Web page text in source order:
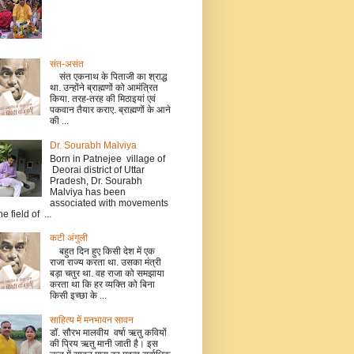
संत-असंत
संत एकनाथ के पिताजी का श्राद्ध
था. उन्होंने ब्राह्मणों को आमंत्रित
किया. तरह-तरह की मिठाइयां एवं
पकवान तैयार कराए. ब्राह्मणों के आने
की ...
Dr. Sourabh Malviya
Born in Patnejee village of
Deorai district of Uttar
Pradesh, Dr. Sourabh
Malviya has been
associated with movements
field of ...
कटी अंगुली
बहुत दिन हुए किसी देश में एक
राजा राज्य करता था. उसका मंत्री
बड़ा चतुर था. वह राजा को समझाया
करता था कि हर व्यक्ति को बिना
किसी इच्छा के ...
साहित्य में मनभावन सावन
डॉ. सौरभ मालवीय वर्षा ऋतु कवियों
की प्रिय ऋतु मानी जाती है। इस